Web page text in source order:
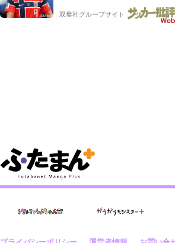
バイキング・ロー”映像が話題!
もらった」
双葉社グループサイト